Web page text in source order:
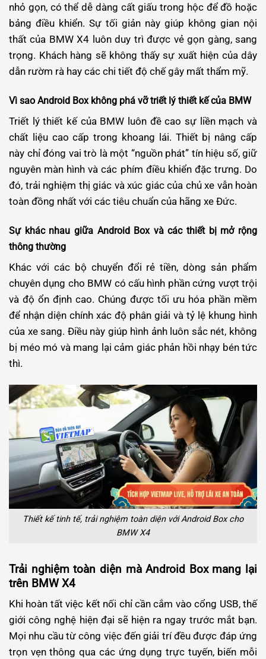
nhỏ gọn, có thể dễ dàng cất giấu trong hộc để đồ hoặc
bảng điều khiển. Sự tối giản này giúp không gian nội
thất của BMW X4 luôn duy trì được vẻ gọn gàng, sang
trọng. Khách hàng sẽ không thấy sự xuất hiện của dây
dẫn rườm rà hay các chi tiết độ chế gây mất thẩm mỹ.
Vì sao Android Box không phá vỡ triết lý thiết kế của BMW
Triết lý thiết kế của BMW luôn đề cao sự liền mạch và
chất liệu cao cấp trong khoang lái. Thiết bị nâng cấp
này chỉ đóng vai trò là một “nguồn phát” tín hiệu số, giữ
nguyên màn hình và các phím điều khiển đặc trưng. Do
đó, trải nghiệm thị giác và xúc giác của chủ xe vẫn hoàn
toàn đồng nhất với các tiêu chuẩn của hãng xe Đức.
Sự khác nhau giữa Android Box và các thiết bị mở rộng
thông thường
Khác với các bộ chuyển đổi rẻ tiền, dòng sản phẩm
chuyên dụng cho BMW có cấu hình phần cứng vượt trội
và độ ổn định cao. Chúng được tối ưu hóa phần mềm
để nhận diện chính xác độ phân giải và tỷ lệ khung hình
của xe sang. Điều này giúp hình ảnh luôn sắc nét, không
bị méo mó và mang lại cảm giác phản hồi nhạy bén tức
thì.
Thiết kế tinh tế, trải nghiệm toàn diện với Android Box cho
BMW X4
Trải nghiệm toàn diện mà Android Box mang lại
trên BMW X4
Khi hoàn tất việc kết nối chỉ cần cắm vào cổng USB, thế
giới công nghệ hiện đại sẽ hiện ra ngay trước mắt bạn.
Mọi nhu cầu từ công việc đến giải trí đều được đáp ứng
trọn vẹn thông qua các ứng dụng trực tuyến, biến mỗi